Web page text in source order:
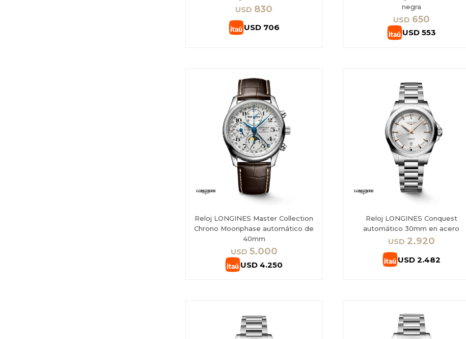
USD 830
USD 706
negra
USD 650
USD 553
Reloj LONGINES Master Collection
Chrono Moonphase automático de
40mm
USD 5.000
USD 4.250
Reloj LONGINES Conquest
automático 30mm en acero
USD 2.920
USD 2.482